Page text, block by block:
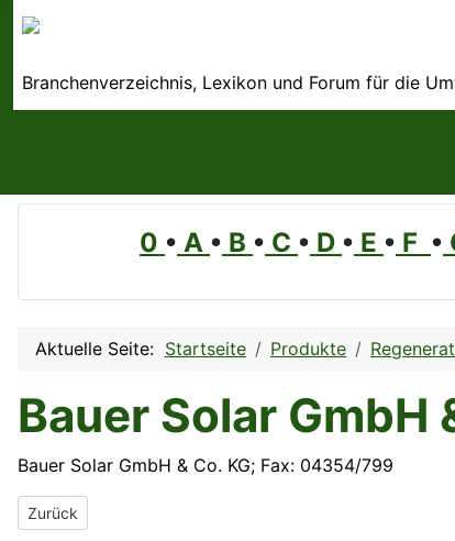
Branchenverzeichnis, Lexikon und Forum für die
0 • A • B • C • D • E • F •
Aktuelle Seite: Startseite Produkte
Bauer Solar GmbH
Bauer Solar GmbH & Co. KG; Fax: 04354/799
Vorheriger Beitrag: Backhaus Solartechnik GmbH
Zurück